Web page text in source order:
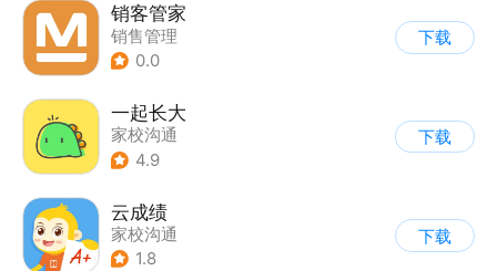
销客管家
销售管理
0.0
下载
一起长大
家校沟通
4.9
下载
云成绩
家校沟通
1.8
下载